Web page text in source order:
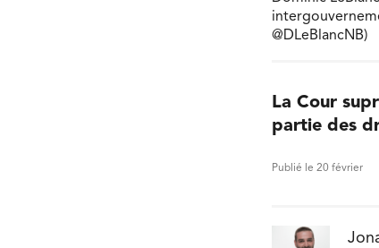
@DLeBlancNB)
La Cour
partie des
Publié le 20 février